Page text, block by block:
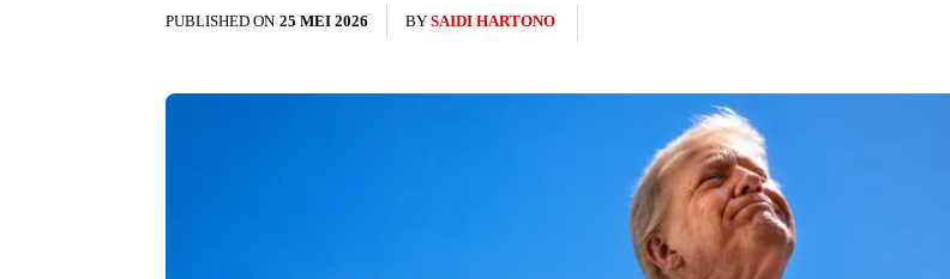
PUBLISHED ON 25 MEI 2026 BY SAIDI HARTONO